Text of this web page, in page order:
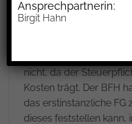
Auffassung auch bei
Haushalt fest. Solange
nicht, da der
Kosten trägt. Der BFH
das erstinstanzliche
dieses feststellen kann,
Ansprechpartnerin:
Birgit Hahn